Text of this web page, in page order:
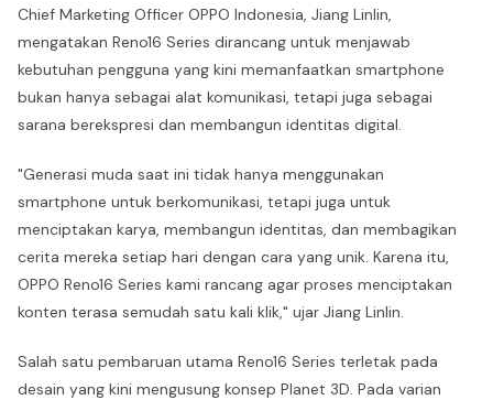
Chief Marketing Officer OPPO Indonesia, Jiang Linlin,
mengatakan Reno16 Series dirancang untuk menjawab
kebutuhan pengguna yang kini memanfaatkan smartphone
bukan hanya sebagai alat komunikasi, tetapi juga sebagai
sarana berekspresi dan membangun identitas digital.
"Generasi muda saat ini tidak hanya menggunakan
smartphone untuk berkomunikasi, tetapi juga untuk
menciptakan karya, membangun identitas, dan membagikan
cerita mereka setiap hari dengan cara yang unik. Karena itu,
OPPO Reno16 Series kami rancang agar proses menciptakan
konten terasa semudah satu kali klik," ujar Jiang Linlin.
Salah satu pembaruan utama Reno16 Series terletak pada
desain yang kini mengusung konsep Planet 3D. Pada varian